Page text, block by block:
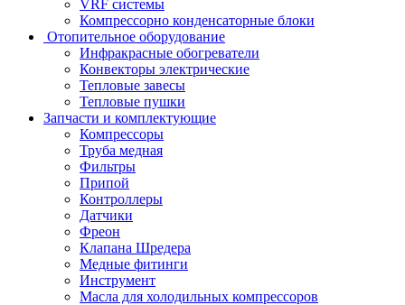
VRF системы
Компрессорно конденсаторные блоки
Отопительное оборудование
Инфракрасные обогреватели
Конвекторы электрические
Тепловые завесы
Тепловые пушки
Запчасти и комплектующие
Компрессоры
Труба медная
Фильтры
Припой
Контроллеры
Датчики
Фреон
Клапана Шредера
Медные фитинги
Инструмент
Масла для холодильных компрессоров